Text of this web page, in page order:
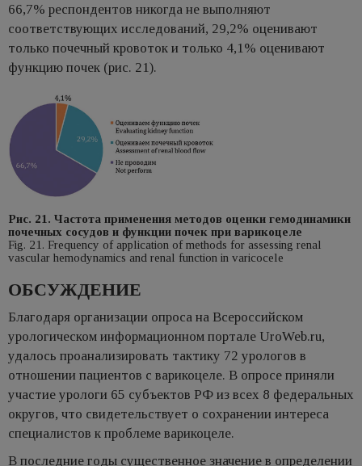
66,7% респондентов никогда не выполняют
соответствующих исследований, 29,2% оценивают
только почечный кровоток и только 4,1% оценивают
функцию почек (рис. 21).
Рис. 21. Частота применения методов оценки гемодинамики
почечных сосудов и функции почек при варикоцеле
Fig. 21. Frequency of application of methods for assessing renal
vascular hemodynamics and renal function in varicocele
ОБСУЖДЕНИЕ
Благодаря организации опроса на Всероссийском
урологическом информационном портале UroWeb.ru,
удалось проанализировать тактику 72 урологов в
отношении пациентов с варикоцеле. В опросе приняли
участие урологи 65 субъектов РФ из всех 8 федеральных
округов, что свидетельствует о сохранении интереса
специалистов к проблеме варикоцеле.
В последние годы существенное значение в определении